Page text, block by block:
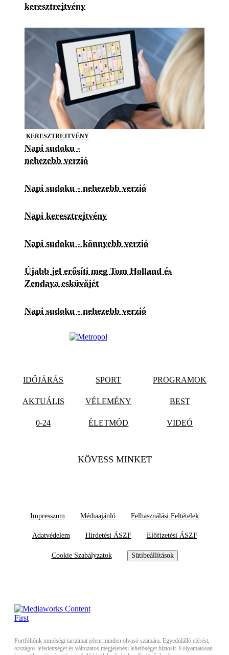
keresztrejtvény
KERESZTREJTVÉNY
Napi sudoku -
nehezebb verzió
Napi sudoku - nehezebb verzió
Napi keresztrejtvény
Napi sudoku - könnyebb verzió
Újabb jel erősíti meg Tom Holland és
Zendaya esküvőjét
Napi sudoku - nehezebb verzió
IDŐJÁRÁS SPORT PROGRAMOK
AKTUÁLIS VÉLEMÉNY BEST
0-24 ÉLETMÓD VIDEÓ
KÖVESS MINKET
Impresszum Médiaajánló Felhasználási Feltételek
Adatvédelem Hirdetési ÁSZF Előfizetési ÁSZF
Cookie Szabályzatok Sütibeállítások
Portfóliónk minőségi tartalmat jelent minden olvasó számára. Egyedülálló elérést,
országos lefedettséget és változatos megjelenési lehetőséget biztosít. Folyamatosan